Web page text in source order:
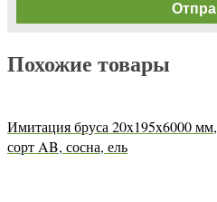
Похожие товары
Имитация бруса 20x195x6000 мм,
сорт AB, сосна, ель